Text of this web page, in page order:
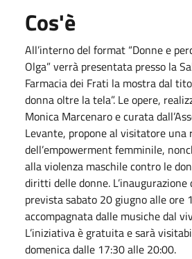
Cos'è
All’interno del format “Donne e
Olga” verrà presentata presso la
Farmacia dei Frati la mostra dal
donna oltre la tela”. Le opere,
Monica Marcenaro e curata
Levante, propone al visitatore una
dell’empowerment femminile,
alla violenza maschile contro le
diritti delle donne. L’inaugurazione
prevista sabato 20 giugno alle ore
accompagnata dalle musiche dal
L’iniziativa è gratuita e sarà
domenica dalle 17:30 alle 20:00.